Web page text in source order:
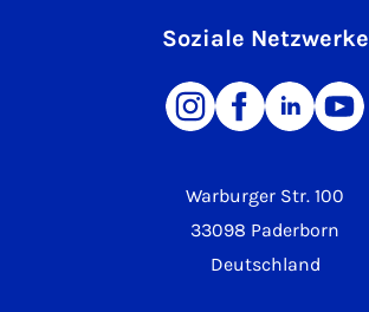
Warburger Str. 100
33098 Paderborn
Deutschland
Soziale Netzwerke